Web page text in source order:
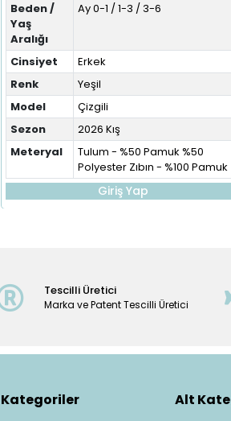
Beden /
Yaş
Aralığı
Ay 0-1 / 1-3 / 3-6
Cinsiyet
Erkek
Renk
Yeşil
Model
Çizgili
Sezon
2026 Kış
Meteryal
Tulum - %50 Pamuk %50
Polyester Zıbın - %100 Pamuk
Giriş Yap
Tescilli Üretici
Marka ve Patent Tescilli Üretici
Kategoriler Alt